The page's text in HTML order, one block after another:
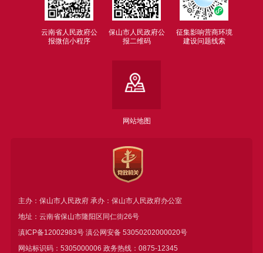
云南省人民政府公
报微信小程序
保山市人民政府公
报二维码
征集影响营商环境
建设问题线索
网站地图
主办：保山市人民政府 承办：保山市人民政府办公室
地址：云南省保山市隆阳区同仁街26号
滇ICP备12002983号滇公网安备 53050202000020号
网站标识码：5305000006 政务热线：0875-12345